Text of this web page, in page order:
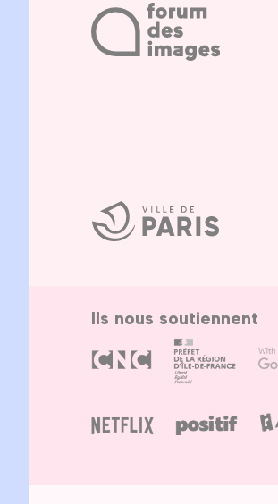
Ville
de
Paris
Ils nous soutiennent